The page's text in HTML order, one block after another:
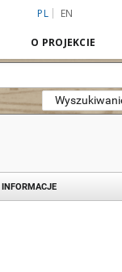
PL EN
O PROJEKCIE
INFORMACJE